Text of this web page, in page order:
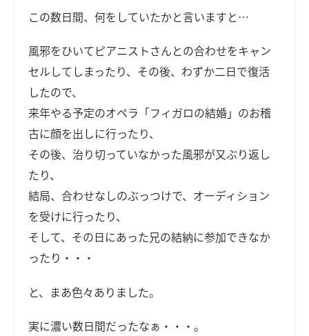
この数日間、何をしていたかと言いますと…
風邪をひいてピアニストさんとの合わせをキャン
セルしてしまったり、その後、わずか二日で復活
したので、
来年やる予定のオペラ「フィガロの結婚」のお稽
古に顔を出しに行ったり、
その後、治り切っていなかった風邪が又ぶり返し
たり、
結局、合わせなしのぶっつけで、オーディション
を受けに行ったり、
そして、その日にあった兄の結納に参加できなか
ったり・・・
と、まあ色々ありました。
実に濃い数日間だったなぁ・・・。